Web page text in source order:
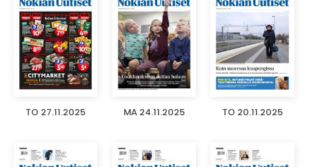
TO 27.11.2025 MA 24.11.2025 TO 20.11.2025